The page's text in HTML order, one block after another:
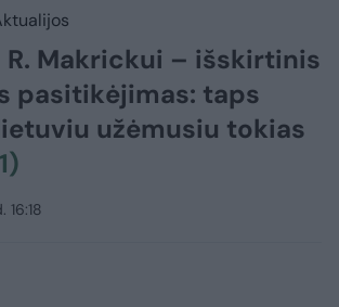
R. Makrickui – išskirtinis
pasitikėjimas: taps
užėmusiu tokias